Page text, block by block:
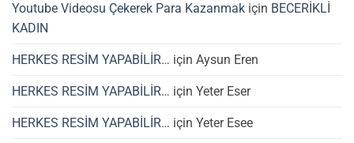
Youtube Videosu Çekerek Para Kazanmak için BECERİKLİ
KADIN
HERKES RESİM YAPABİLİR… için Aysun Eren
HERKES RESİM YAPABİLİR… için Yeter Eser
HERKES RESİM YAPABİLİR… için Yeter Esee